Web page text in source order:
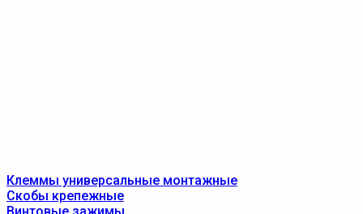
Клеммы универсальные монтажные
Скобы крепежные